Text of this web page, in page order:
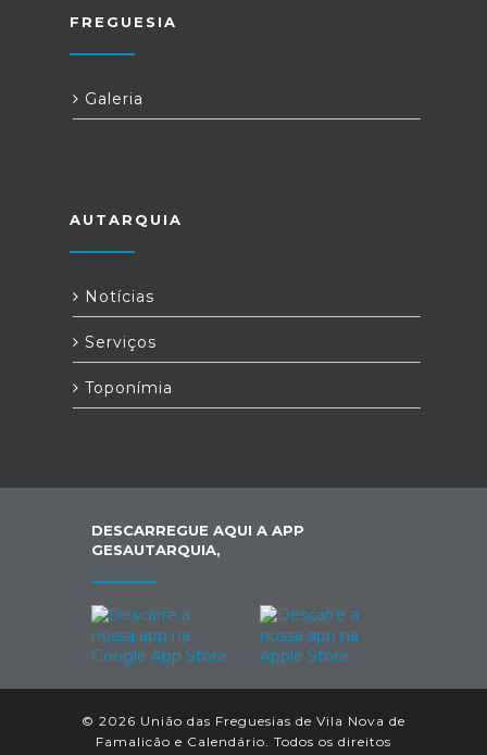
FREGUESIA
Galeria
AUTARQUIA
Notícias
Serviços
Toponímia
DESCARREGUE AQUI A APP
GESAUTARQUIA,
© 2026 União das Freguesias de Vila Nova de
Famalicão e Calendário. Todos os direitos